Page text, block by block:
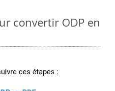
convertir ODP en
ces étapes :